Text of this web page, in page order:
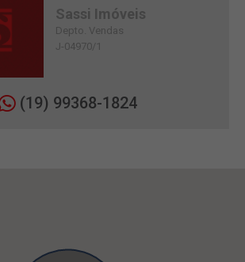
Sassi Imóveis
Depto. Vendas
J-04970/1
(19) 99368-1824